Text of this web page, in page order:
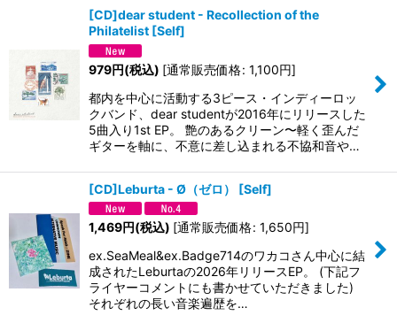
[CD]dear student - Recollection of the
Philatelist [Self]
979円(税込) [通常販売価格: 1,100円]
都内を中心に活動する3ピース・インディーロッ
クバンド、dear studentが2016年にリリースした
5曲入り1st EP。 艶のあるクリーン〜軽く歪んだ
ギターを軸に、不意に差し込まれる不協和音や…
[CD]Leburta - Ø（ゼロ） [Self]
1,469円(税込) [通常販売価格: 1,650円]
ex.SeaMeal&ex.Badge714のワカコさん中心に結
成されたLeburtaの2026年リリースEP。 (下記フ
ライヤーコメントにも書かせていただきました)
それぞれの長い音楽遍歴を…